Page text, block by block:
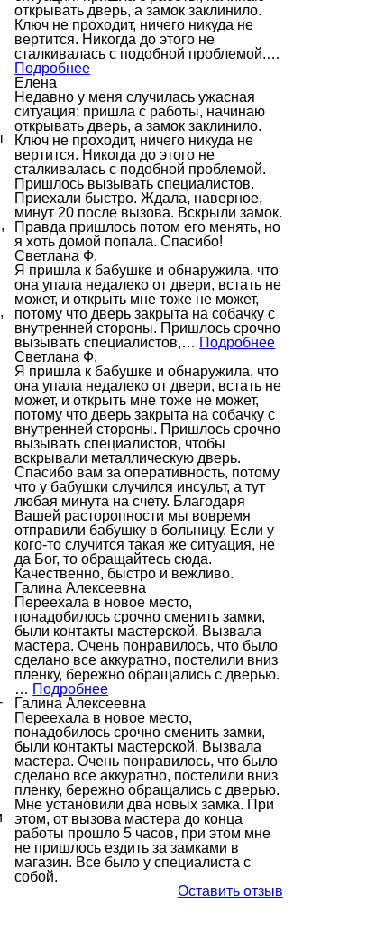
открывать дверь, а замок заклинило.
Ключ не проходит, ничего никуда не
вертится. Никогда до этого не
сталкивалась с подобной проблемой.…
Подробнее
Елена
Недавно у меня случилась ужасная
ситуация: пришла с работы, начинаю
открывать дверь, а замок заклинило.
Ключ не проходит, ничего никуда не
вертится. Никогда до этого не
сталкивалась с подобной проблемой.
Пришлось вызывать специалистов.
Приехали быстро. Ждала, наверное,
минут 20 после вызова. Вскрыли замок.
Правда пришлось потом его менять, но
я хоть домой попала. Спасибо!
Светлана Ф.
Я пришла к бабушке и обнаружила, что
она упала недалеко от двери, встать не
может, и открыть мне тоже не может,
потому что дверь закрыта на собачку с
внутренней стороны. Пришлось срочно
вызывать специалистов,… Подробнее
Светлана Ф.
Я пришла к бабушке и обнаружила, что
она упала недалеко от двери, встать не
может, и открыть мне тоже не может,
потому что дверь закрыта на собачку с
внутренней стороны. Пришлось срочно
вызывать специалистов, чтобы
вскрывали металлическую дверь.
Спасибо вам за оперативность, потому
что у бабушки случился инсульт, а тут
любая минута на счету. Благодаря
Вашей расторопности мы вовремя
отправили бабушку в больницу. Если у
кого-то случится такая же ситуация, не
да Бог, то обращайтесь сюда.
Качественно, быстро и вежливо.
Галина Алексеевна
Переехала в новое место,
понадобилось срочно сменить замки,
были контакты мастерской. Вызвала
мастера. Очень понравилось, что было
сделано все аккуратно, постелили вниз
пленку, бережно обращались с дверью.
… Подробнее
Галина Алексеевна
Переехала в новое место,
понадобилось срочно сменить замки,
были контакты мастерской. Вызвала
мастера. Очень понравилось, что было
сделано все аккуратно, постелили вниз
пленку, бережно обращались с дверью.
Мне установили два новых замка. При
этом, от вызова мастера до конца
работы прошло 5 часов, при этом мне
не пришлось ездить за замками в
магазин. Все было у специалиста с
собой.
Оставить отзыв